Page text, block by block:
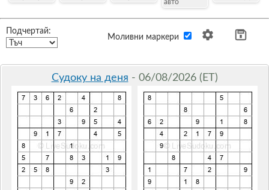
авто
Подчертай:
Моливни маркери
Судоку на деня - 06/08/2026 (ET)